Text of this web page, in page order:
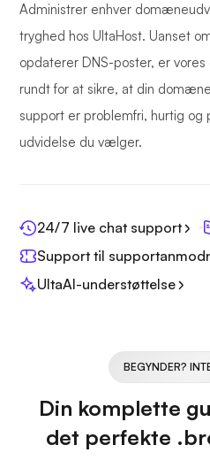
Administrer enhver
tryghed hos UltaHost. Uanset
opdaterer DNS-poster, er
rundt for at sikre, at din
support er problemfri, hurtig og
udvidelse du vælger.
24/7 live chat support
Support til
UltaAI-understøttelse
BEGYNDER?
Din komplette
det perfekte